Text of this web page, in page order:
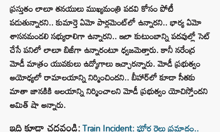
ప్రస్తుతం లాలూ తనయులు ముఖ్యమంత్రి పదవి కోసం పోటీ
పడుతున్నారని.. కుమార్తె ఏమో పార్లమెంట్‌లో ఉన్నారని.. భార్య ఏమో
శాసనమండలి సభ్యురాలిగా ఉన్నారని.. ఇలా కుటుంబాన్ని పదవుల్లో సెట్
చేసే పనిలో లాలూ బిజీగా ఉన్నారంటూ ధ్వజమెత్తారు. కానీ నరేంద్ర
మోడీ మాత్రం యువకులు ఉద్యోగాలు ఇచ్చారన్నారు. మోడీ ప్రభుత్వం
అయోధ్యలో రామాలయాన్ని నిర్మించిందని.. బీహార్‌లో కూడా సీతకు
మాతా జానకికి ఆలయాన్ని నిర్మించాలని మోడీ ప్రభుత్వం యోచిస్తోందని
అమిత్ షా అన్నారు.
ఇది కూడా చదవండి:Train Incident: ఘోర రైలు ప్రమాదం..